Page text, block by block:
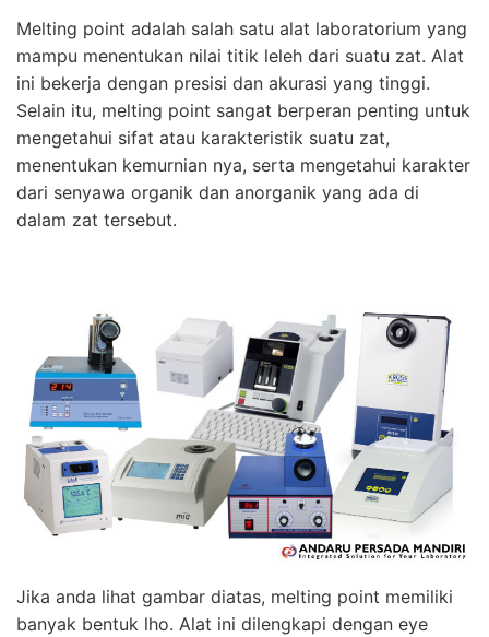
Melting point adalah salah satu alat laboratorium yang
mampu menentukan nilai titik leleh dari suatu zat. Alat
ini bekerja dengan presisi dan akurasi yang tinggi.
Selain itu, melting point sangat berperan penting untuk
mengetahui sifat atau karakteristik suatu zat,
menentukan kemurnian nya, serta mengetahui karakter
dari senyawa organik dan anorganik yang ada di
dalam zat tersebut.
Jika anda lihat gambar diatas, melting point memiliki
banyak bentuk lho. Alat ini dilengkapi dengan eye